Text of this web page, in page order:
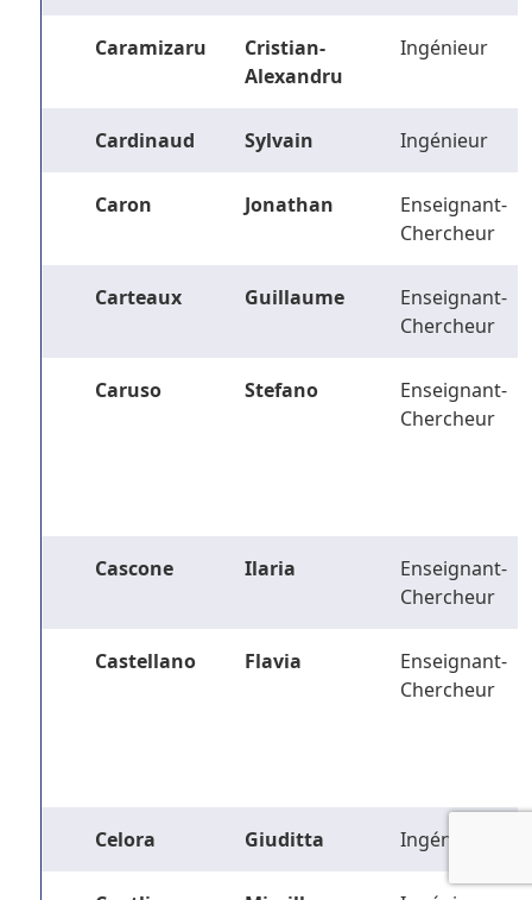
Caramizaru
Cristian-
Alexandru
Ingénieur
Cardinaud Sylvain Ingénieur
Caron Jonathan
Enseignant-
Chercheur
Carteaux Guillaume
Enseignant-
Chercheur
Caruso Stefano
Enseignant-
Chercheur
Cascone Ilaria
Enseignant-
Chercheur
Castellano Flavia
Enseignant-
Chercheur
Celora Giuditta Ingénieur